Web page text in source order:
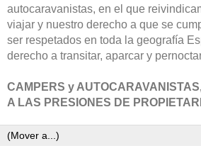
autocaravanistas, en el que
viajar y nuestro derecho a que se
ser respetados en toda la geografía
derecho a transitar, aparcar y
CAMPERS y
A LAS PRESIONES DE